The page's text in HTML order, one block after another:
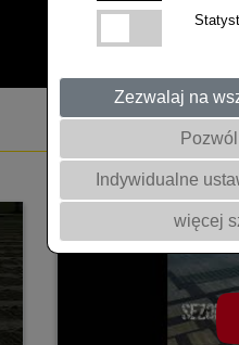
Zezwalaj na
Indywidualne
więcej